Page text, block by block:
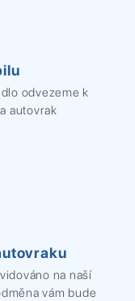
odvezeme k
autovrak
na naší
vám bude